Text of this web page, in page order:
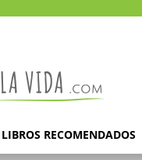
la
vida
LIBROS RECOMENDADOS